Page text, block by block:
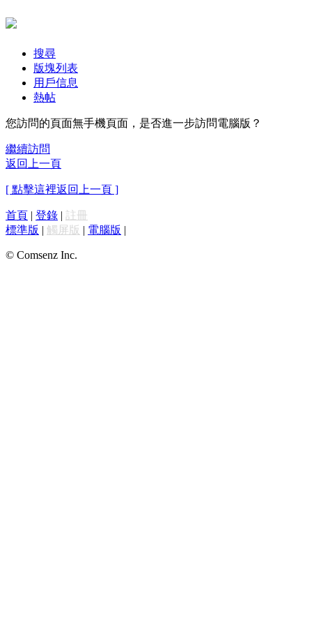
搜尋
版塊列表
用戶信息
熱帖
您訪問的頁面無手機頁面，是否進一步訪問電腦版？
繼續訪問
返回上一頁
[ 點擊這裡返回上一頁 ]
首頁 | 登錄 | 註冊
標準版 | 觸屏版 | 電腦版 |
© Comsenz Inc.